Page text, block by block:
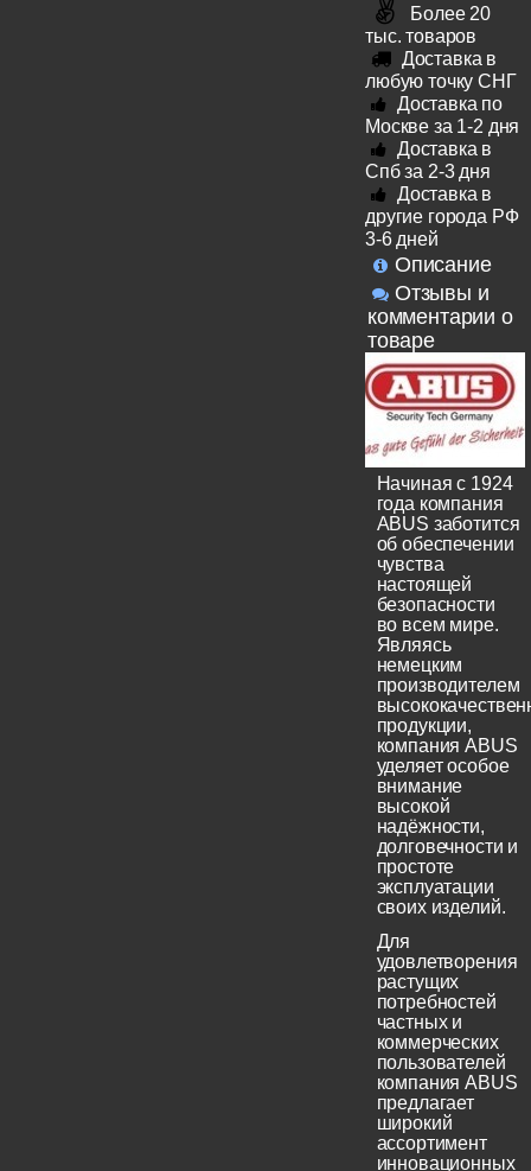
Более 20
тыс. товаров
Доставка в
любую точку СНГ
Доставка по
Москве за 1-2 дня
Доставка в
Спб за 2-3 дня
Доставка в
другие города РФ
3-6 дней
Описание
Отзывы и
комментарии о
товаре
Начиная с 1924
года компания
ABUS заботится
об обеспечении
чувства
настоящей
безопасности
во всем мире.
Являясь
немецким
производителем
продукции,
компания ABUS
уделяет особое
внимание
высокой
надёжности,
долговечности и
простоте
эксплуатации
своих изделий.
Для
удовлетворения
растущих
потребностей
частных и
коммерческих
пользователей
компания ABUS
предлагает
широкий
ассортимент
инновационных